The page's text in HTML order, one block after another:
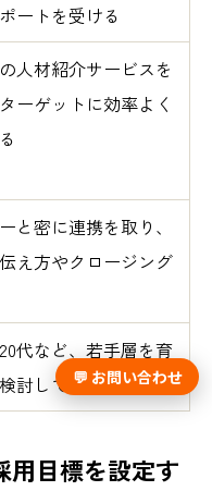
ートを受ける
人材紹介サービスを
ーゲットに効率よく
と密に連携を取り、
え方やクロージング
代など、若手層を育
討してみる
用目標を設定す
💬 お問い合わせ